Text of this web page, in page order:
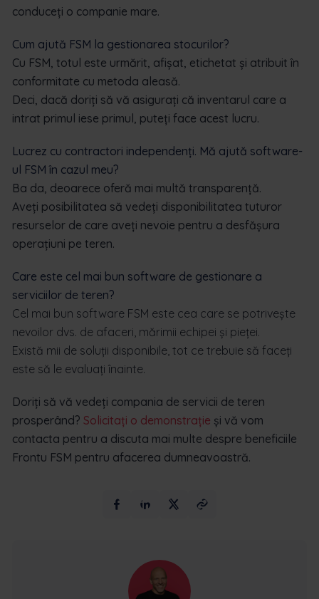
conduceți o companie mare.
Cum ajută FSM la gestionarea stocurilor?
Cu FSM, totul este urmărit, afișat, etichetat și atribuit în
conformitate cu metoda aleasă.
Deci, dacă doriți să vă asigurați că inventarul care a
intrat primul iese primul, puteți face acest lucru.
Lucrez cu contractori independenți. Mă ajută software-
ul FSM în cazul meu?
Ba da, deoarece oferă mai multă transparență.
Aveți posibilitatea să vedeți disponibilitatea tuturor
resurselor de care aveți nevoie pentru a desfășura
operațiuni pe teren.
Care este cel mai bun software de gestionare a
serviciilor de teren?
Cel mai bun software FSM este cea care se potrivește
nevoilor dvs. de afaceri, mărimii echipei și pieței.
Există mii de soluții disponibile, tot ce trebuie să faceți
este să le evaluați înainte.
Doriți să vă vedeți compania de servicii de teren
prosperând? Solicitați o demonstrație și vă vom
contacta pentru a discuta mai multe despre beneficiile
Frontu FSM pentru afacerea dumneavoastră.